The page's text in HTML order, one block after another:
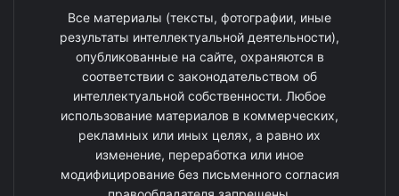
Все материалы (тексты, фотографии, иные
результаты интеллектуальной деятельности),
опубликованные на сайте, охраняются в
соответствии с законодательством об
интеллектуальной собственности. Любое
использование материалов в коммерческих,
рекламных или иных целях, а равно их
изменение, переработка или иное
модифицирование без письменного согласия